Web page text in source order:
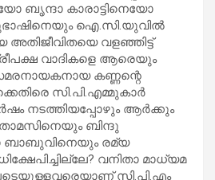
ബൃന്ദാ കാരാട്ടിനെയോ
ഐ.സി.യുവില്‍
വളഞ്ഞിട്ട്
വാദികളെ ആരെയും
കണ്ണന്റെ
സി.പി.എമ്മുകാര്‍
നടത്തിയപ്പോഴും ആര്‍ക്കും
ബിന്ദു
ബാബുവിനെയും രമ്യ
വനിതാ മാധ്യമ
സി.പി.എം